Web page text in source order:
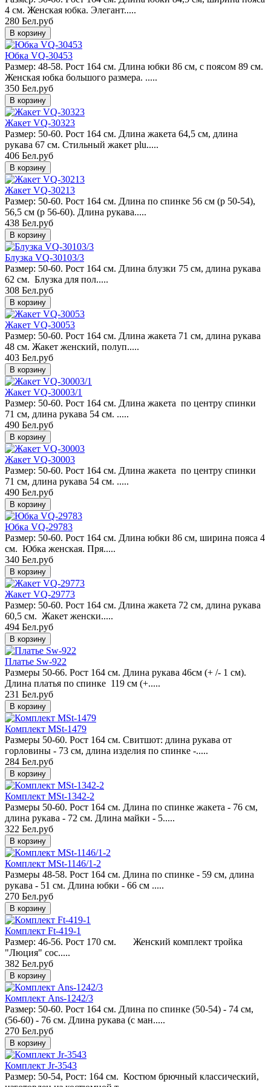
4 см. Женская юбка. Элегант.....
280 Бел.руб
Юбка VQ-30453
Размер: 48-58. Рост 164 см. Длина юбки 86 см, с поясом 89 см.
Женская юбка большого размера. .....
350 Бел.руб
Жакет VQ-30323
Размер: 50-60. Рост 164 см. Длина жакета 64,5 см, длина
рукава 67 см. Стильный жакет plu.....
406 Бел.руб
Жакет VQ-30213
Размер: 50-60. Рост 164 см. Длина по спинке 56 см (р 50-54),
56,5 см (р 56-60). Длина рукава.....
438 Бел.руб
Блузка VQ-30103/3
Размер: 50-60. Рост 164 см. Длина блузки 75 см, длина рукава
62 см. Блузка для пол.....
308 Бел.руб
Жакет VQ-30053
Размер: 50-60. Рост 164 см. Длина жакета 71 см, длина рукава
48 см. Жакет женский, полуп.....
403 Бел.руб
Жакет VQ-30003/1
Размер: 50-60. Рост 164 см. Длина жакета по центру спинки
71 см, длина рукава 54 см. .....
490 Бел.руб
Жакет VQ-30003
Размер: 50-60. Рост 164 см. Длина жакета по центру спинки
71 см, длина рукава 54 см. .....
490 Бел.руб
Юбка VQ-29783
Размер: 50-60. Рост 164 см. Длина юбки 86 см, ширина пояса 4
см. Юбка женская. Пря.....
340 Бел.руб
Жакет VQ-29773
Размер: 50-60. Рост 164 см. Длина жакета 72 см, длина рукава
60,5 см. Жакет женски.....
494 Бел.руб
Платье Sw-922
Размеры 50-66. Рост 164 см. Длина рукава 46см (+ /- 1 см).
Длина платья по спинке 119 см (+.....
231 Бел.руб
Комплект MSt-1479
Размеры 50-60. Рост 164 см. Свитшот: длина рукава от
горловины - 73 см, длина изделия по спинке -.....
284 Бел.руб
Комплект MSt-1342-2
Размеры 50-60. Рост 164 см. Длина по спинке жакета - 76 см,
длина рукава - 72 см. Длина майки - 5.....
322 Бел.руб
Комплект MSt-1146/1-2
Размеры 48-58. Рост 164 см. Длина по спинке - 59 см, длина
рукава - 51 см. Длина юбки - 66 см .....
270 Бел.руб
Комплект Ft-419-1
Размер: 46-56. Рост 170 см. Женский комплект тройка
"Люция" сос.....
382 Бел.руб
Комплект Ans-1242/3
Размер: 50-60. Рост 164 см. Длина по спинке (50-54) - 74 см,
(56-60) - 76 см. Длина рукава (с ман.....
270 Бел.руб
Комплект Jr-3543
Размер: 50-54, Рост: 164 см. Костюм брючный классический,